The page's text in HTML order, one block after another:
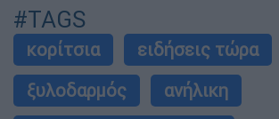
#TAGS
κορίτσια
ειδήσεις τώρα
ξυλοδαρμός
ανήλικη